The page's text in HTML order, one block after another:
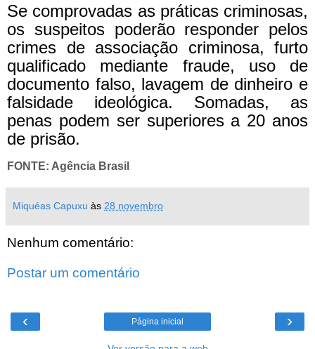
Se comprovadas as práticas criminosas,
os suspeitos poderão responder pelos
crimes de associação criminosa, furto
qualificado mediante fraude, uso de
documento falso, lavagem de dinheiro e
falsidade ideológica. Somadas, as
penas podem ser superiores a 20 anos
de prisão.
FONTE: Agência Brasil
Miquéas Capuxu às 28 novembro
Nenhum comentário:
Postar um comentário
‹ ›
Página inicial